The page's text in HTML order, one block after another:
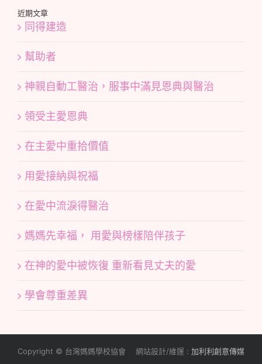
近期文章
同得建造
幫助者
神親自動工醫治，服事中滿見恩典與醫治
領受主愛恩典
在主愛中重拾價值
用愛接納與祝福
在愛中流淚得醫治
媽媽先幸福， 用愛與榜樣陪伴孩子
在神的愛中被恢復 重新看見丈夫的愛
學會尊重差異
Copyright © 台灣媽媽學校協會 網站設計/維運 : 加利利創意傳媒